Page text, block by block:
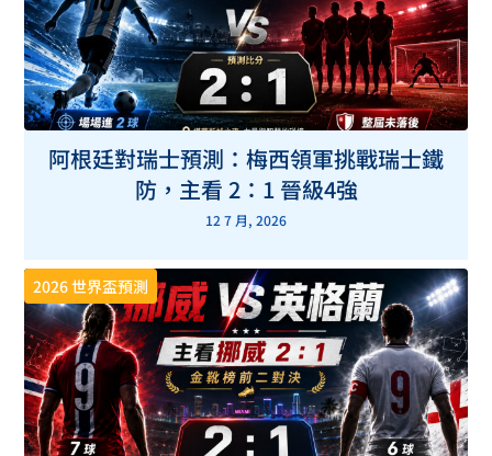
阿根廷對瑞士預測：梅西領軍挑戰瑞士鐵
防，主看 2：1 晉級4強
12 7 月, 2026
2026 世界盃預測